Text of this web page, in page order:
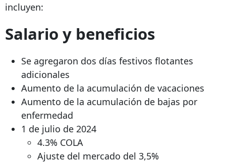
incluyen:
Salario y beneficios
Se agregaron dos días festivos flotantes
adicionales
Aumento de la acumulación de vacaciones
Aumento de la acumulación de bajas por
enfermedad
1 de julio de 2024
4.3% COLA
Ajuste del mercado del 3,5%